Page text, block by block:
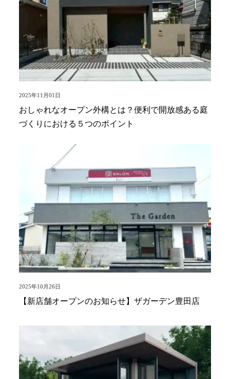
2025年11月01日
おしゃれなオープン外構とは？便利で開放感ある庭
づくりにおける５つのポイント
2025年10月26日
【新店舗オープンのお知らせ】ザガーデン豊田店